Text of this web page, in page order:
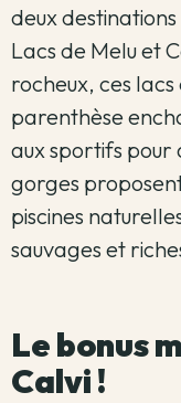
deux destinations
Lacs de Melu et
rocheux, ces
parenthèse
aux sportifs pour
gorges
piscines
sauvages et
Le bonus
Calvi !